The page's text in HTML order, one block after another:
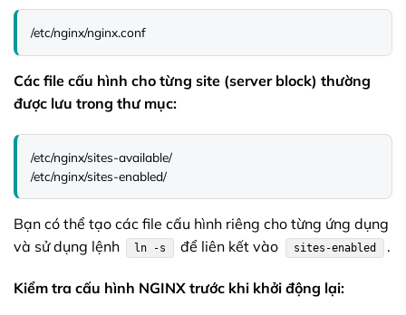
/etc/nginx/nginx.conf
Các file cấu hình cho từng site (server block) thường
được lưu trong thư mục:
/etc/nginx/sites-available/
/etc/nginx/sites-enabled/
Bạn có thể tạo các file cấu hình riêng cho từng ứng dụng
và sử dụng lệnh
ln -s để liên kết vào sites-enabled .
Kiểm tra cấu hình NGINX trước khi khởi động lại: